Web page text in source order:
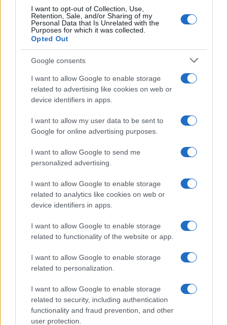
I want to opt-out of Collection, Use,
Retention, Sale, and/or Sharing of my
Personal Data that Is Unrelated with the
Purposes for which it was collected.
Opted Out
Google consents
I want to allow Google to enable storage
related to advertising like cookies on web or
device identifiers in apps.
I want to allow my user data to be sent to
Google for online advertising purposes.
I want to allow Google to send me
personalized advertising.
I want to allow Google to enable storage
related to analytics like cookies on web or
device identifiers in apps.
I want to allow Google to enable storage
related to functionality of the website or app.
I want to allow Google to enable storage
related to personalization.
I want to allow Google to enable storage
related to security, including authentication
functionality and fraud prevention, and other
user protection.
CHI SIAMO CONTATTI PUBBLICITÀ LAVORA CON NOI
OTTO CHANNEL